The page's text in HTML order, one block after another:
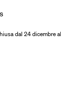
dal 24 dicembre